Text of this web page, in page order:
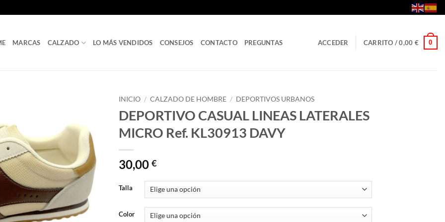
MARCAS CALZADO LO MÁS VENDIDOS CONSEJOS CONTACTO PREGUNTAS ACCEDER CARRITO /0,00 € 0
INICIO / CALZADO DE HOMBRE / DEPORTIVOS URBANOS
DEPORTIVO CASUAL LINEAS LATERALES
MICRO Ref. KL30913 DAVY
30,00 €
Talla
Color